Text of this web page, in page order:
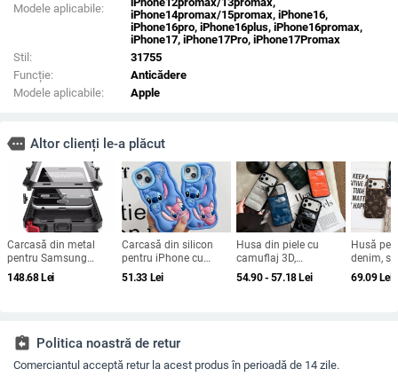
Modele aplicabile:
iPhone14promax/15promax, iPhone16,
iPhone16pro, iPhone16plus, iPhone16promax,
iPhone17, iPhone17Pro, iPhone17Promax
Stil:
31755
Funcție:
Anticădere
Modele aplicabile:
Apple
more Altor clienți le-a plăcut
Carcasă din metal
pentru Samsung
Galaxy S24/S23/S25
Ultra, spate, prelucrată,
148.68Lei
Carcasă din silicon
pentru iPhone cu
design cartoon –
protecție anti-cădere,
(Pro/Max)
51.33 Lei
Husa din piele cu
camuflaj 3D,
căptușeală din
bumbac, stil jachetă
54.90 - 57.18Lei
Husă
denim,
pentru
Max și
69.09Lei
assignment_return Politica noastră de retur
Comerciantul acceptă retur la acest produs în perioadă de 14 zile.